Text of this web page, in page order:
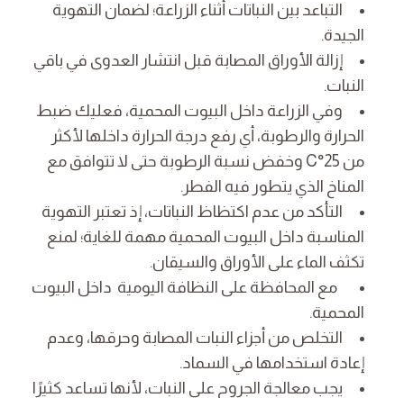
التباعد بين النباتات أثناء الزراعة؛ لضمان التهوية
الجيدة.
إزالة الأوراق المصابة قبل انتشار العدوى في باقي
النبات.
وفي الزراعة داخل البيوت المحمية، فعليك ضبط
الحرارة والرطوبة، أي رفع درجة الحرارة داخلها لأكثر
من 25°C وخفض نسبة الرطوبة حتى لا تتوافق مع
المناخ الذي يتطور فيه الفطر.
التأكد من عدم اكتظاظ النباتات، إذ تعتبر التهوية
المناسبة داخل البيوت المحمية مهمة للغاية؛ لمنع
تكثف الماء على الأوراق والسيقان.
مع المحافظة على النظافة اليومية داخل البيوت
المحمية.
التخلص من أجزاء النبات المصابة وحرقها، وعدم
إعادة استخدامها في السماد.
يجب معالجة الجروح على النبات، لأنها تساعد كثيرًا